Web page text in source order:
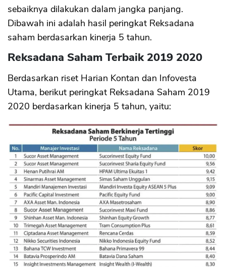
sebaiknya dilakukan dalam jangka panjang.
Dibawah ini adalah hasil peringkat Reksadana
saham berdasarkan kinerja 5 tahun.
Reksadana Saham Terbaik 2019 2020
Berdasarkan riset Harian Kontan dan Infovesta
Utama, berikut peringkat Reksadana Saham 2019
2020 berdasarkan kinerja 5 tahun, yaitu: